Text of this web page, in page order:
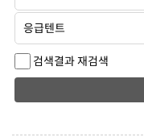
검색결과 재검색